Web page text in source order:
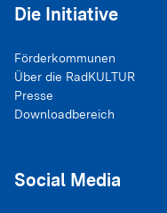
Die Initiative
Förderkommunen
Über die RadKULTUR
Presse
Downloadbereich
Social Media